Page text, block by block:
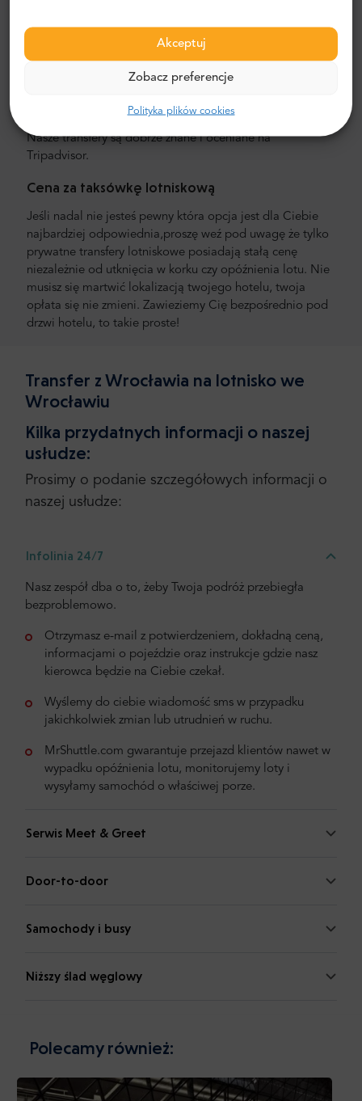
Akceptuj
Zobacz preferencje
Polityka plików cookies
przez anglojęzycznych kierowców. Nasza cena jest niższa
kosztów. Nie musisz nawet płacić kierowcy, gdyż możesz
Nasze transfery są dobrze znane i oceniane na
Tripadvisor.
Cena za taksówkę lotniskową
Jeśli nadal nie jesteś pewny która opcja jest dla Ciebie
najbardziej odpowiednia,proszę weź pod uwagę że tylko
prywatne transfery lotniskowe posiadają stałą cenę
niezależnie od utknięcia w korku czy opóźnienia lotu. Nie
musisz się martwić lokalizacją twojego hotelu, twoja
opłata się nie zmieni. Zawieziemy Cię bezpośrednio pod
drzwi hotelu, to takie proste!
Transfer z Wrocławia na lotnisko we
Wrocławiu
Kilka przydatnych informacji o naszej
usłudze:
Prosimy o podanie szczegółowych informacji o
naszej usłudze:
Infolinia 24/7
Nasz zespół dba o to, żeby Twoja podróż przebiegła
bezproblemowo.
Otrzymasz e-mail z potwierdzeniem, dokładną ceną,
informacjami o pojeździe oraz instrukcje gdzie nasz
kierowca będzie na Ciebie czekał.
Wyślemy do ciebie wiadomość sms w przypadku
jakichkolwiek zmian lub utrudnień w ruchu.
MrShuttle.com gwarantuje przejazd klientów nawet w
wypadku opóźnienia lotu, monitorujemy loty i
wysyłamy samochód o właściwej porze.
Serwis Meet & Greet
Door-to-door
Samochody i busy
Niższy ślad węglowy
Polecamy również: